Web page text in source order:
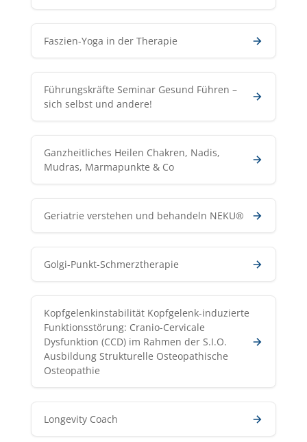
Faszien-Yoga in der Therapie
Führungskräfte Seminar Gesund Führen –
sich selbst und andere!
Ganzheitliches Heilen Chakren, Nadis,
Mudras, Marmapunkte & Co
Geriatrie verstehen und behandeln NEKU®
Golgi-Punkt-Schmerztherapie
Kopfgelenkinstabilität Kopfgelenk-induzierte
Funktionsstörung: Cranio-Cervicale
Dysfunktion (CCD) im Rahmen der S.I.O.
Ausbildung Strukturelle Osteopathische
Osteopathie
Longevity Coach